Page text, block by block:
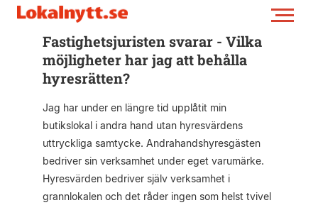
Fastighetsjuristen svarar - Vilka
möjligheter har jag att behålla
hyresrätten?
Jag har under en längre tid upplåtit min
butikslokal i andra hand utan hyresvärdens
uttryckliga samtycke. Andrahandshyresgästen
bedriver sin verksamhet under eget varumärke.
Hyresvärden bedriver själv verksamhet i
grannlokalen och det råder ingen som helst tvivel